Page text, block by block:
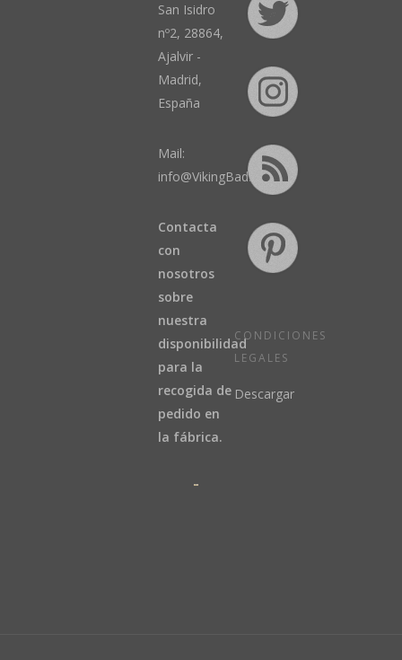
San Isidro
nº2, 28864,
Ajalvir -
Madrid,
España
Mail:
info@VikingBad.es
Contacta
con
nosotros
sobre
nuestra
disponibilidad
para la
recogida de
pedido en
la fábrica.
CONDICIONES
LEGALES
Descargar